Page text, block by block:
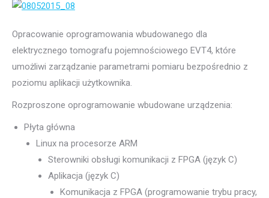
Opracowanie oprogramowania wbudowanego dla
elektrycznego tomografu pojemnościowego EVT4, które
umożliwi zarządzanie parametrami pomiaru bezpośrednio z
poziomu aplikacji użytkownika.
Rozproszone oprogramowanie wbudowane urządzenia:
Płyta główna
Linux na procesorze ARM
Sterowniki obsługi komunikacji z FPGA (język C)
Aplikacja (język C)
Komunikacja z FPGA (programowanie trybu pracy,